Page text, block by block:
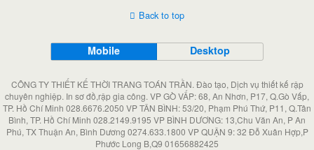
Back to top
Mobile Desktop
CÔNG TY THIẾT KẾ THỜI TRANG TOÁN TRẦN. Đào tạo, Dịch vụ thiết kế rập
chuyên nghiệp. In sơ đồ,rập gia công. VP GÒ VẤP: 68, An Nhơn, P17, Q.Gò Vấp,
TP. Hồ Chí Minh 028.6676.2050 VP TÂN BÌNH: 53/20, Phạm Phú Thứ, P11, Q.Tân
Bình, TP. Hồ Chí Minh 028.2149.9195 VP BÌNH DƯƠNG: 13,Chu Văn An, P An
Phú, TX Thuận An, Bình Dương 0274.633.1800 VP QUẬN 9: 32 Đỗ Xuân Hợp,P
Phước Long B,Q9 01656882425